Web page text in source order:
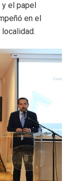
y el papel
en el